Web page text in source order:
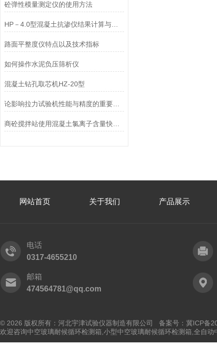
砼弹性模量测定仪的使用方法
HP－4.0型混凝土抗渗仪结果计算与维护保养
路面平整度仪特点以及技术指标
如何操作水泥负压筛析仪
混凝土钻孔取芯机HZ-20型
论影响拉力试验机性能与精度的重要因素
商砼搅拌站使用混凝土氯离子含量快速测定仪要求
网站首页 关于我们 产品展示
电话
0317-4655210
邮箱
474564781@qq.com
© 2026 版权所有：河北宇津试验仪器制造有限公司 备案号：冀ICP备
欢迎咨询中空玻璃耐候循环检测箱,小型中空玻璃耐候循环检测箱,全自动